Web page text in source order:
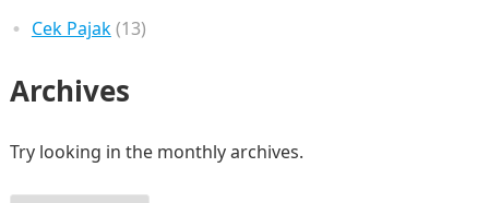
Cek Pajak(13)
Archives
Try looking in the monthly archives.